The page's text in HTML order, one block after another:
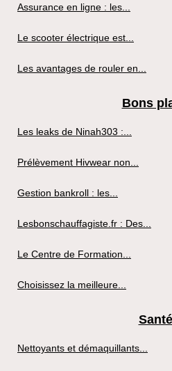
Assurance en ligne : les...
Le scooter électrique est...
Les avantages de rouler en...
Bons
Les leaks de Ninah303 :...
Prélèvement Hivwear non...
Gestion bankroll : les...
Lesbonschauffagiste.fr : Des...
Le Centre de Formation...
Choisissez la meilleure...
Santé
Nettoyants et démaquillants...